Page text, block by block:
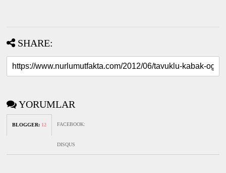
SHARE:
YORUMLAR
BLOGGER: 12 FACEBOOK:
DISQUS